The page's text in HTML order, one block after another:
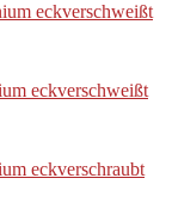
eckverschweißt
eckverschweißt
eckverschraubt